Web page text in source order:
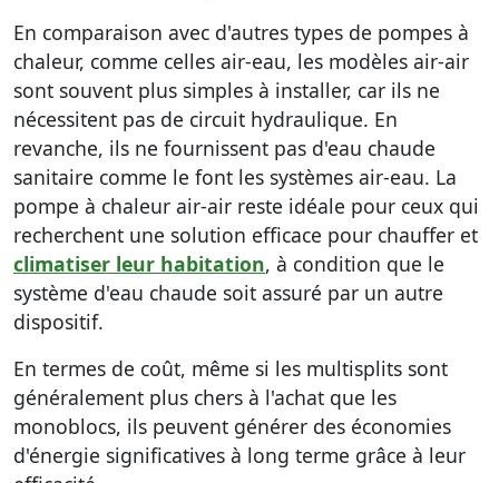
En comparaison avec d'autres types de pompes à
chaleur, comme celles air-eau, les modèles air-air
sont souvent plus simples à installer, car ils ne
nécessitent pas de circuit hydraulique. En
revanche, ils ne fournissent pas d'eau chaude
sanitaire comme le font les systèmes air-eau. La
pompe à chaleur air-air reste idéale pour ceux qui
recherchent une solution efficace pour chauffer et
climatiser leur habitation, à condition que le
système d'eau chaude soit assuré par un autre
dispositif.
En termes de coût, même si les multisplits sont
généralement plus chers à l'achat que les
monoblocs, ils peuvent générer des économies
d'énergie significatives à long terme grâce à leur